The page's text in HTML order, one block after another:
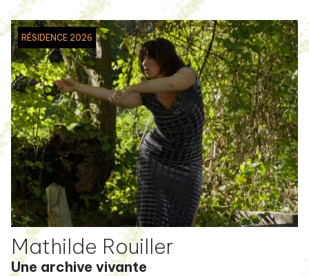
RÉSIDENCE 2026
Mathilde Rouiller
Une archive vivante